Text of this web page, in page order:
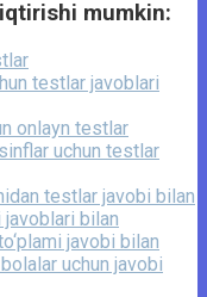
mumkin:
testlar javoblari
onlayn testlar
uchun testlar
testlar javobi bilan
bilan
javobi bilan
uchun javobi